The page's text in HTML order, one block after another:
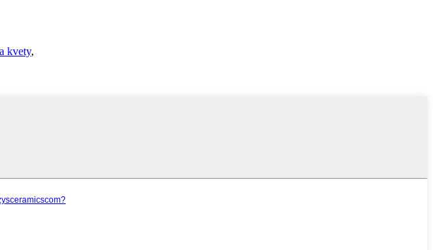
kvety,